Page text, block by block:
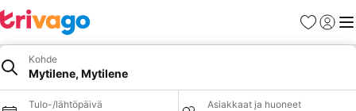
Suosikit
Kohde
Mytilene, Mytilene
Tulo-/lähtöpäivä Asiakkaat ja huoneet